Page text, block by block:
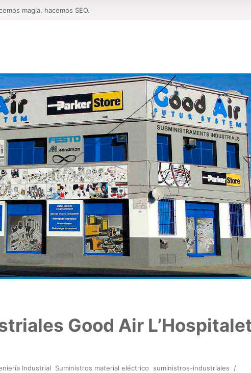
magia, hacemos SEO.
Good Air
Industrial Suministros material eléctrico suministros-industriales
/